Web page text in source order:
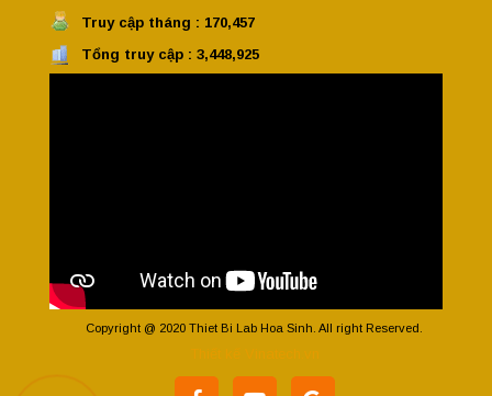
Truy cập tháng : 170,457
Tổng truy cập : 3,448,925
Copyright @ 2020 Thiet Bi Lab Hoa Sinh. All right Reserved.